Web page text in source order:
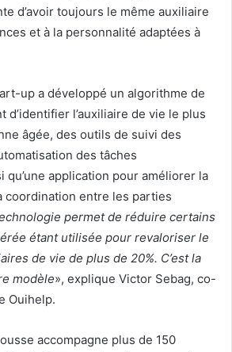
d’avoir toujours le même auxiliaire
et à la personnalité adaptées à
up a développé un algorithme de
d’identifier l’auxiliaire de vie le plus
âgée, des outils de suivi des
des tâches
qu’une application pour améliorer la
coordination entre les parties
permet de réduire certains
étant utilisée pour revaloriser le
de vie de plus de 20%. C’est la
modèle», explique Victor Sebag, co-
Ouihelp.
accompagne plus de 150